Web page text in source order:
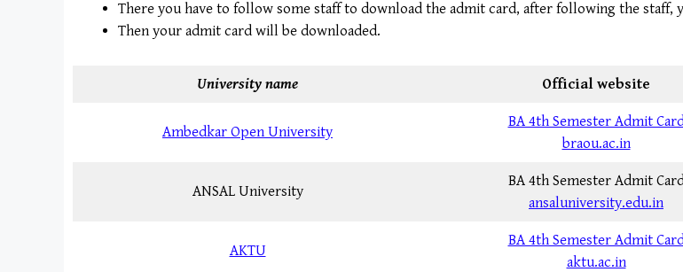
There you have to follow some staff to download the admit card, after following the
Then your admit card will be downloaded.
University name Official website
Ambedkar Open University
BA 4th Semester Admit
braou.ac.in
ANSAL University
BA 4th Semester Admit
ansaluniversity.edu.in
AKTU
BA 4th Semester Admit
aktu.ac.in